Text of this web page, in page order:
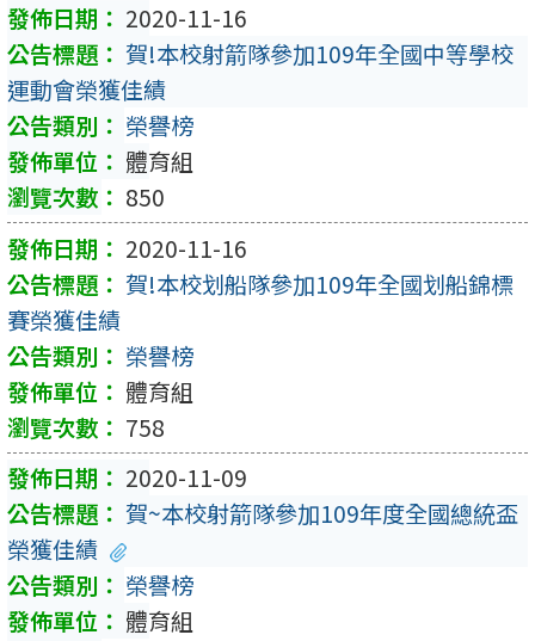
2020-11-16
賀!本校射箭隊參加109年全國中等學校
運動會榮獲佳績
榮譽榜
體育組
850
2020-11-16
賀!本校划船隊參加109年全國划船錦標
賽榮獲佳績
榮譽榜
體育組
758
2020-11-09
賀~本校射箭隊參加109年度全國總統盃
榮獲佳績
榮譽榜
體育組